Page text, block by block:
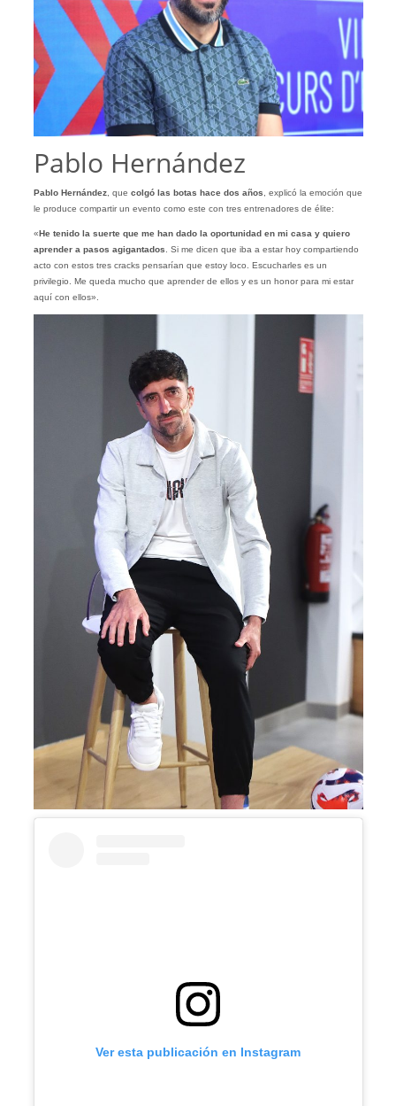
Pablo Hernández
Pablo Hernández, que colgó las botas hace dos años , explicó la emoción que
le produce compartir un evento como este con tres entrenadores de élite:
«He tenido la suerte que me han dado la oportunidad en mi casa y quiero
aprender a pasos agigantados . Si me dicen que iba a estar hoy compartiendo
acto con estos tres cracks pensarían que estoy loco. Escucharles es un
privilegio. Me queda mucho que aprender de ellos y es un honor para mi estar
aquí con ellos».
Ver esta publicación en Instagram